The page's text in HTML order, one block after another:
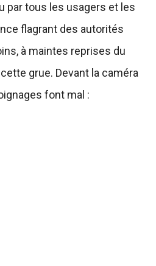
par tous les usagers et les
flagrant des autorités
à maintes reprises du
grue. Devant la caméra
font mal :